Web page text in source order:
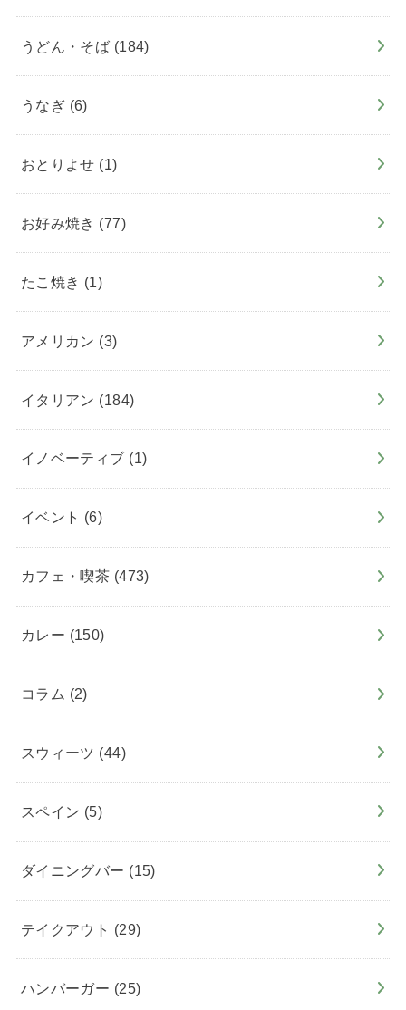
うどん・そば (184)
うなぎ (6)
おとりよせ (1)
お好み焼き (77)
たこ焼き (1)
アメリカン (3)
イタリアン (184)
イノベーティブ (1)
イベント (6)
カフェ・喫茶 (473)
カレー (150)
コラム (2)
スウィーツ (44)
スペイン (5)
ダイニングバー (15)
テイクアウト (29)
ハンバーガー (25)